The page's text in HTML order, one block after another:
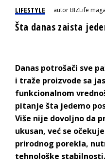
LIFESTYLE autorBIZLife
Šta danas zaista
Danas potrošači sve
i traže proizvode sa
funkcionalnom
pitanje šta jedemo
Više nije dovoljno da
ukusan, već se
prirodnog porekla,
tehnološke stabilnosti.